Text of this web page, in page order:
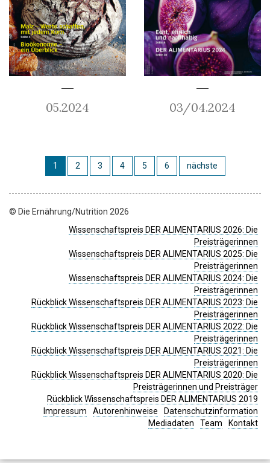
05.2024 03/04.2024
1 2 3 4 5 6 nächste
© Die Ernährung/Nutrition 2026
Wissenschaftspreis DER ALIMENTARIUS 2026: Die
Preisträgerinnen
Wissenschaftspreis DER ALIMENTARIUS 2025: Die
Preisträgerinnen
Wissenschaftspreis DER ALIMENTARIUS 2024: Die
Preisträgerinnen
Rückblick Wissenschaftspreis DER ALIMENTARIUS 2023: Die
Preisträgerinnen
Rückblick Wissenschaftspreis DER ALIMENTARIUS 2022: Die
Preisträgerinnen
Rückblick Wissenschaftspreis DER ALIMENTARIUS 2021: Die
Preisträgerinnen
Rückblick Wissenschaftspreis DER ALIMENTARIUS 2020: Die
Preisträgerinnen und Preisträger
Rückblick Wissenschaftspreis DER ALIMENTARIUS 2019
Impressum
Autorenhinweise
Datenschutzinformation
Mediadaten
Team Kontakt